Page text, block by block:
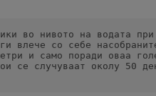
во нивото на водата
влече со себе
и само поради оваа
се случуваат околу 50